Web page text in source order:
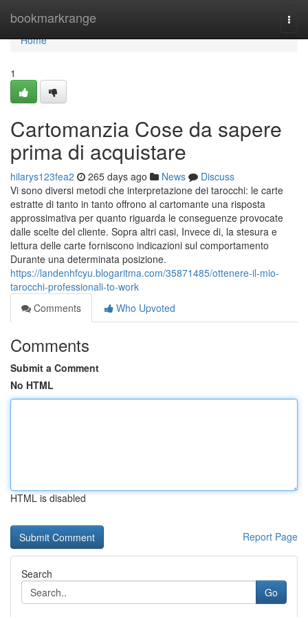
bookmarkrange
Home
Home
1
Cartomanzia Cose da sapere
prima di acquistare
hilarys123fea2 265 days ago News
Discuss
Vi sono diversi metodi che interpretazione dei tarocchi: le carte
estratte di tanto in tanto offrono al cartomante una risposta
approssimativa per quanto riguarda le conseguenze provocate
dalle scelte del cliente. Sopra altri casi, Invece di, la stesura e
lettura delle carte forniscono indicazioni sul comportamento
Durante una determinata posizione.
https://landenhfcyu.blogaritma.com/35871485/ottenere-il-mio-
tarocchi-professionali-to-work
Comments
Who Upvoted
Comments
Submit a Comment
No HTML
HTML is disabled
Report Page
Search
Go